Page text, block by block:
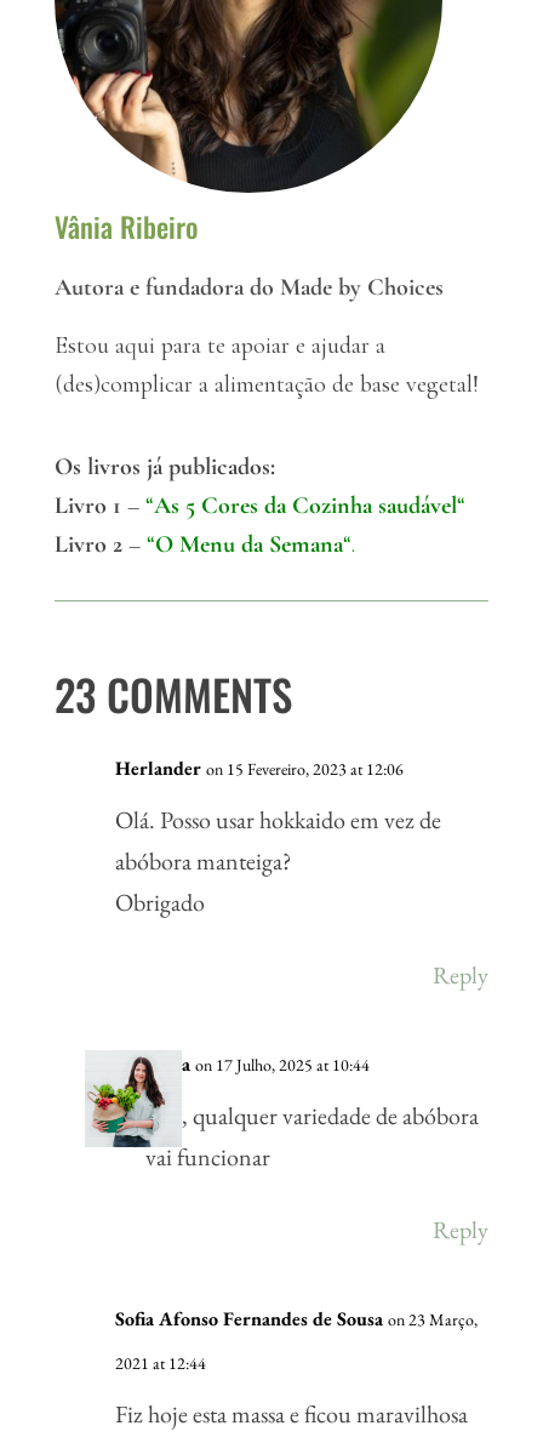
Vânia Ribeiro
Autora e fundadora do Made by Choices
Estou aqui para te apoiar e ajudar a
(des)complicar a alimentação de base vegetal!
Os livros já publicados:
Livro 1 – “As 5 Cores da Cozinha saudável“
Livro 2– “O Menu da Semana“.
23 COMMENTS
Herlander on 15 Fevereiro, 2023 at 12:06
Olá. Posso usar hokkaido em vez de
abóbora manteiga?
Obrigado
Reply
Vânia on 17 Julho, 2025 at 10:44
Sim, qualquer variedade de abóbora
vai funcionar
Reply
Sofia Afonso Fernandes de Sousa on 23 Março,
2021 at 12:44
Fiz hoje esta massa e ficou maravilhosa